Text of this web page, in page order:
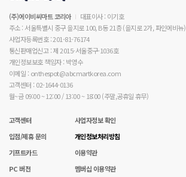
(주)에이비씨마트 코리아
대표이사 : 이기호
주소 : 서울특별시 중구 을지로 100, B동 21층 (을지로 2가, 파인에비뉴)
사업자등록번호 : 201-81-76174
통신판매업신고 : 제 2015-서울중구-1036호
개인정보보호 책임자 : 박영수
이메일 : onthespot@abcmartkorea.com
고객센터 : 02-1644-0136
월~금 09:00 ~ 12:00 / 13:00 ~ 18:00 (주말,공휴일 휴무)
고객센터
입점/제휴 문의
기프트카드
PC 버전
사업자정보 확인
개인정보처리방침
이용약관
멤버십 이용약관